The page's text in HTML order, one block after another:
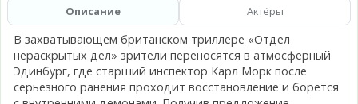
Описание Актёры
В захватывающем британском триллере «Отдел
нераскрытых дел» зрители переносятся в атмосферный
Эдинбург, где старший инспектор Карл Морк после
серьезного ранения проходит восстановление и борется